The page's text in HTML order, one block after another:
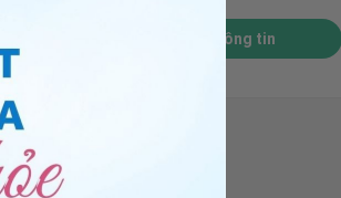
Gửi thông tin